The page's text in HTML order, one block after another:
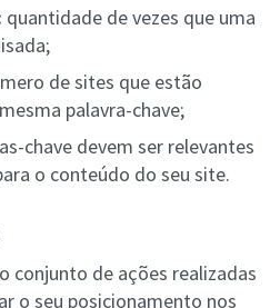
quantidade de vezes que uma
de sites que estão
palavra-chave;
chave devem ser relevantes
o conteúdo do seu site.
conjunto de ações realizadas
o seu posicionamento nos